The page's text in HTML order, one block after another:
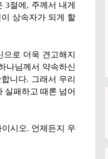
3절에, 주께서 내게
상속자가 되게 할
로 더욱 견고해지
나님께서 약속하신
니다. 그래서 우리
실패하고 때론 넘어
시오. 언제든지 우